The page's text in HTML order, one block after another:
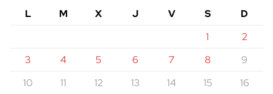
L M X J V S
D
1
2
3
4 5 6 7 8
9
10
11 12 13 14 15
16